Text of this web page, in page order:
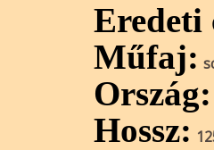
Eredeti
Műfaj:
Ország:
Hossz: